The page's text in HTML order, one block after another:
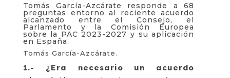
Tomás García-Azcárate responde a 68
preguntas entorno al reciente acuerdo
alcanzado entre el Consejo, el
Parlamento y la Comisión Europea
sobre la PAC 2023-2027 y su aplicación
en España.
Tomás García-Azcárate.
1.- ¿Era necesario un acuerdo